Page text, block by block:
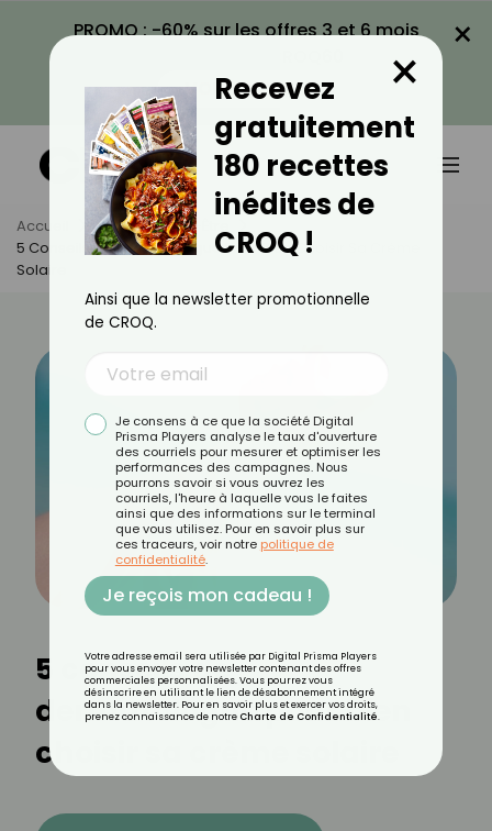
PROMO : -60% sur les offres 3 et 6 mois
VOIR LA PROMO
×
Accueil Actus
Bien-Être
5 Conseils De Dermatologue Pour Bien Choisir Sa Crème
Solaire
5 conseils de
dermatologue pour bien
choisir sa crème solaire
Recevez
gratuitement
180 recettes
inédites de
CROQ !
×
Ainsi que la newsletter promotionnelle
de CROQ.
Je consens à ce que la société Digital
Prisma Players analyse le taux d'ouverture
des courriels pour mesurer et optimiser les
performances des campagnes. Nous
pourrons savoir si vous ouvrez les
courriels, l'heure à laquelle vous le faites
ainsi que des informations sur le terminal
que vous utilisez. Pour en savoir plus sur
ces traceurs, voir notre politique de
confidentialité.
Je reçois mon cadeau !
Votre adresse email sera utilisée par Digital Prisma Players
pour vous envoyer votre newsletter contenant des offres
commerciales personnalisées. Vous pourrez vous
désinscrire en utilisant le lien de désabonnement intégré
dans la newsletter. Pour en savoir plus et exercer vos droits,
prenez connaissance de notre Charte de Confidentialité.